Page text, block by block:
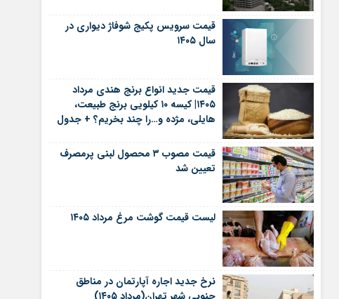
قیمت سرویس پکیج شوفاژ دیواری در
سال ۱۴۰۵
قیمت جدید انواع برنج هندی مرداد
۱۴۰۵| کیسه ۱۰ کیلویی برنج طبیعت،
هایلی، مژده و…را چند بخریم؟ + جدول
قیمت مصوب ۳ محصول لبنی پرمصرف
تعیین شد
لیست قیمت گوشت مرغ مرداد ۱۴۰۵
نرخ جدید اجاره آپارتمان در مناطق
جنوبی شهر تهران(مرداد ۱۴۰۵)